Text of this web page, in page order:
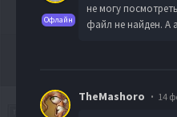
Офлайн
не могу
файл не найден. А
TheMashoro 14